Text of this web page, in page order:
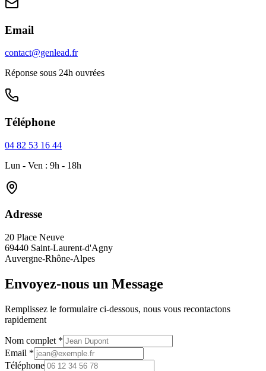
Email
contact@genlead.fr
Réponse sous 24h ouvrées
Téléphone
04 82 53 16 44
Lun - Ven : 9h - 18h
Adresse
20 Place Neuve
69440 Saint-Laurent-d'Agny
Auvergne-Rhône-Alpes
Envoyez-nous un Message
Remplissez le formulaire ci-dessous, nous vous recontactons
rapidement
Nom complet *
Email *
Téléphone